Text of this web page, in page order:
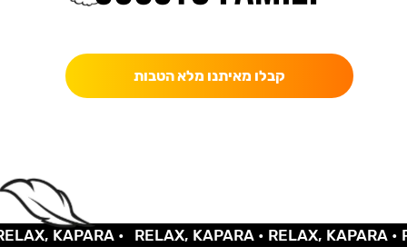
קבלו מאיתנו מלא הטבות
KAPARA • RELAX, KAPARA •RELAX, KAPARA •